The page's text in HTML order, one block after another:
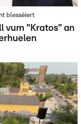
blesséiert
vum "Kratos" an